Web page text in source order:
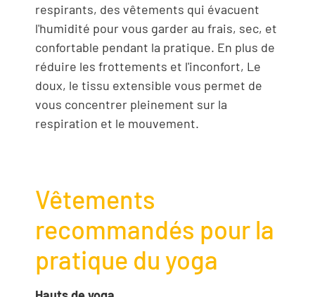
respirants, des vêtements qui évacuent
l'humidité pour vous garder au frais, sec, et
confortable pendant la pratique. En plus de
réduire les frottements et l'inconfort, Le
doux, le tissu extensible vous permet de
vous concentrer pleinement sur la
respiration et le mouvement.
Vêtements
recommandés pour la
pratique du yoga